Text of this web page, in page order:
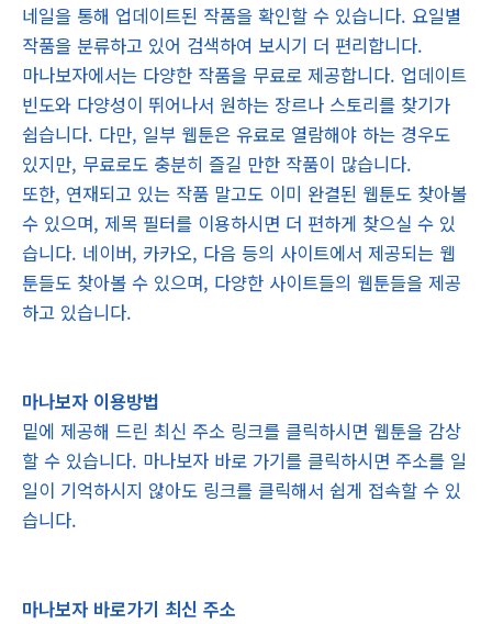
네일을 통해 업데이트된 작품을 확인할 수 있습니다. 요일별
작품을 분류하고 있어 검색하여 보시기 더 편리합니다.
마나보자에서는 다양한 작품을 무료로 제공합니다. 업데이트
빈도와 다양성이 뛰어나서 원하는 장르나 스토리를 찾기가
쉽습니다. 다만, 일부 웹툰은 유료로 열람해야 하는 경우도
있지만, 무료로도 충분히 즐길 만한 작품이 많습니다.
또한, 연재되고 있는 작품 말고도 이미 완결된 웹툰도 찾아볼
수 있으며, 제목 필터를 이용하시면 더 편하게 찾으실 수 있
습니다. 네이버, 카카오, 다음 등의 사이트에서 제공되는 웹
툰들도 찾아볼 수 있으며, 다양한 사이트들의 웹툰들을 제공
하고 있습니다.
마나보자 이용방법
밑에 제공해 드린 최신 주소 링크를 클릭하시면 웹툰을 감상
할 수 있습니다. 마나보자 바로 가기를 클릭하시면 주소를 일
일이 기억하시지 않아도 링크를 클릭해서 쉽게 접속할 수 있
습니다.
마나보자 바로가기 최신 주소